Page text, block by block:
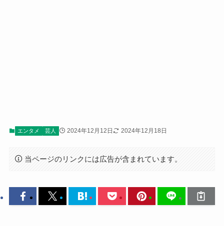
エンタメ 芸人 2024年12月12日 2024年12月18日
当ページのリンクには広告が含まれています。